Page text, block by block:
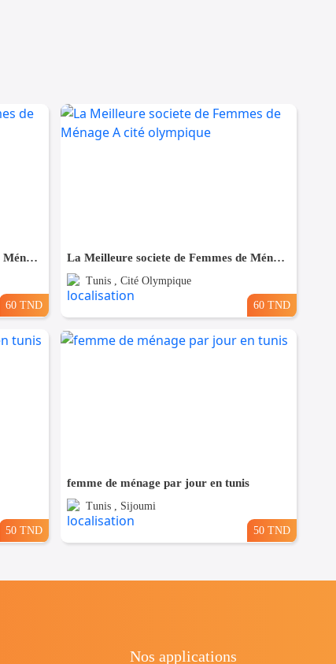
La Meilleure societe de Femmes de Ménage A Ezzahra
60 TND
La Meilleure societe de Femmes de Ménage A cité olympique
Tunis , Cité Olympique
60 TND
50 TND
femme de ménage par jour en tunis
Tunis , Sijoumi
50 TND
Nos applications